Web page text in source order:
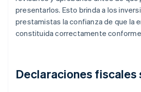
presentarlos. Esto brinda a los
prestamistas la confianza de que la
constituida correctamente conforme
Declaraciones fiscales